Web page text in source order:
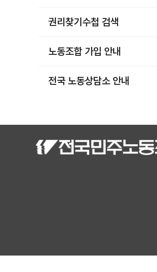
권리찾기수첩 검색
노동조합 가입 안내
전국 노동상담소 안내